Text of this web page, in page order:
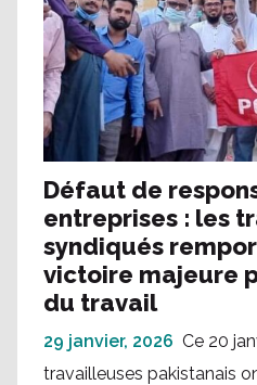
Défaut de
entreprises : les
syndiqués
victoire majeure
du travail
29 janvier, 2026 Ce 20
travailleuses pakistanais